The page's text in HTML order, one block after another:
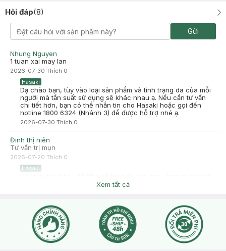
Hỏi đáp(8)
Gửi
Nhung Nguyen
1 tuan xai may lan
2026-07-30 Thích 0
Hasaki
Dạ chào bạn, tùy vào loại sản phẩm và tình trạng da của mỗi
người mà tần suất sử dụng sẽ khác nhau ạ. Nếu cần tư vấn
chi tiết hơn, bạn có thể nhắn tin cho Hasaki hoặc gọi đến
hotline 1800 6324 (Nhánh 3) để được hỗ trợ nhé ạ.
2026-07-30 Thích 0
Đinh thị niên
Tư vấn trị mụn
2026-07-20 Thích 0
Hasaki
cho mình biết thêm tình trạng da bạn nhé !
Xem tất cả